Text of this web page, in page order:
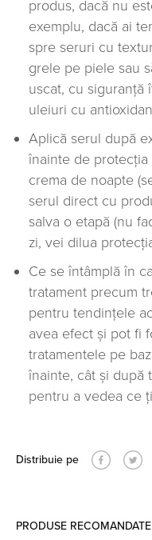
produs, dacă nu
exemplu, dacă ai
spre seruri cu
grele pe piele sau
uscat, cu siguranță
uleiuri cu
Aplică serul după
înainte de protecția
crema de noapte
serul direct cu
salva o etapă (nu
zi, vei dilua
Ce se întâmplă în
tratament precum
pentru tendințele
avea efect și pot fi
tratamentele pe
înainte, cât și după
pentru a vedea ce
Distribuie pe
PRODUSE RECOMANDATE